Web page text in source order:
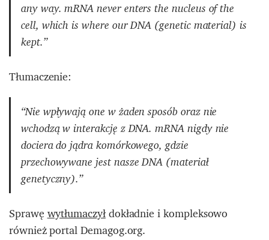
any way. mRNA never enters the nucleus of the
cell, which is where our DNA (genetic material) is
kept.”
Tłumaczenie:
“Nie wpływają one w żaden sposób oraz nie
wchodzą w interakcję z DNA. mRNA nigdy nie
dociera do jądra komórkowego, gdzie
przechowywane jest nasze DNA (materiał
genetyczny).”
Sprawęwytłumaczyłdokładnie i kompleksowo
również portal Demagog.org.